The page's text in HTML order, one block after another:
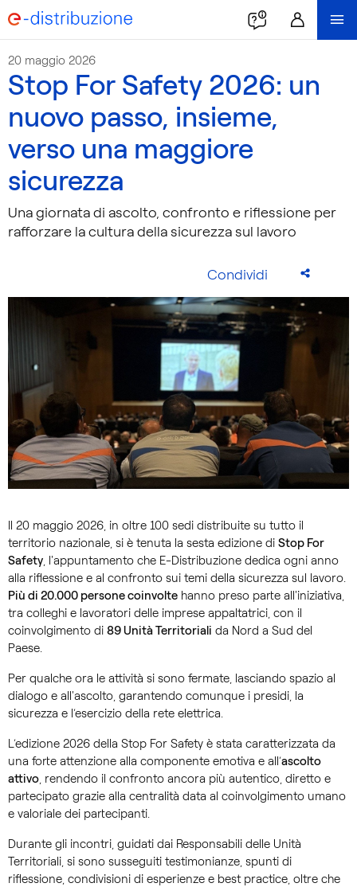
20 maggio 2026
Stop For Safety 2026: un
nuovo passo, insieme,
verso una maggiore
sicurezza
Una giornata di ascolto, confronto e riflessione per
rafforzare la cultura della sicurezza sul lavoro
Condividi
Il 20 maggio 2026, in oltre 100 sedi distribuite su tutto il
territorio nazionale, si è tenuta la sesta edizione di Stop For
Safety, l'appuntamento che E-Distribuzione dedica ogni anno
alla riflessione e al confronto sui temi della sicurezza sul lavoro.
Più di 20.000 persone coinvolte hanno preso parte all'iniziativa,
tra colleghi e lavoratori delle imprese appaltatrici, con il
coinvolgimento di 89 Unità Territoriali da Nord a Sud del
Paese.
Per qualche ora le attività si sono fermate, lasciando spazio al
dialogo e all'ascolto, garantendo comunque i presidi, la
sicurezza e l’esercizio della rete elettrica.
L’edizione 2026 della Stop For Safety è stata caratterizzata da
una forte attenzione alla componente emotiva e all’ascolto
attivo, rendendo il confronto ancora più autentico, diretto e
partecipato grazie alla centralità data al coinvolgimento umano
e valoriale dei partecipanti.
Durante gli incontri, guidati dai Responsabili delle Unità
Territoriali, si sono susseguiti testimonianze, spunti di
riflessione, condivisioni di esperienze e best practice, oltre che